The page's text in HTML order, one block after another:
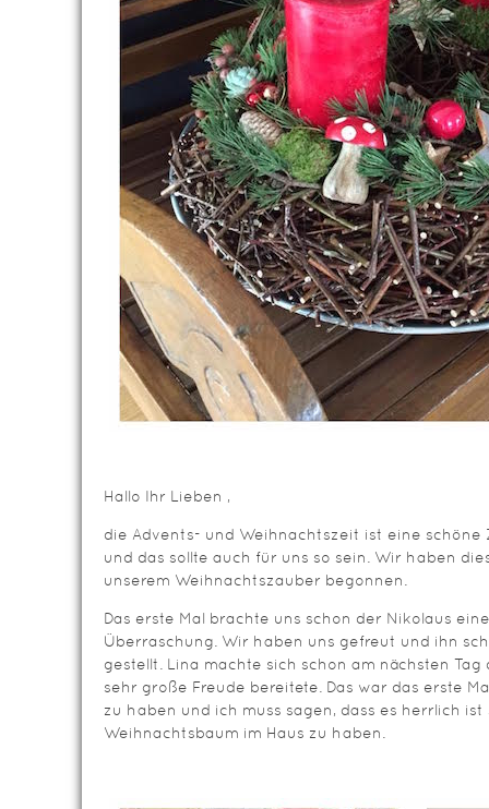
Hallo Ihr Lieben ,
die Advents- und Weihnachtszeit ist eine
und das sollte auch für uns so sein. Wir haben
unserem Weihnachtszauber begonnen.
Das erste Mal brachte uns schon der Nikolaus
Überraschung. Wir haben uns gefreut und ihn
gestellt. Lina machte sich schon am nächsten
sehr große Freude bereitete. Das war das erste
zu haben und ich muss sagen, dass es herrlich
Weihnachtsbaum im Haus zu haben.